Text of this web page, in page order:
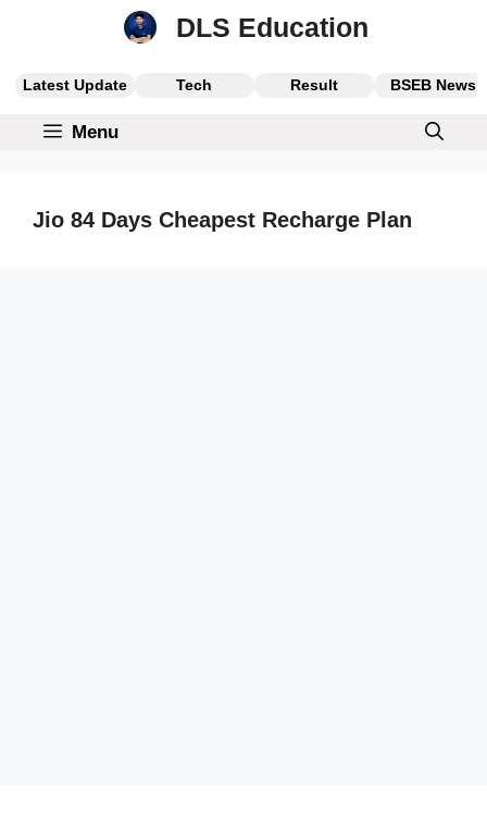
DLS Education
Latest Update Tech Result BSEB News
Menu
Jio 84 Days Cheapest Recharge Plan